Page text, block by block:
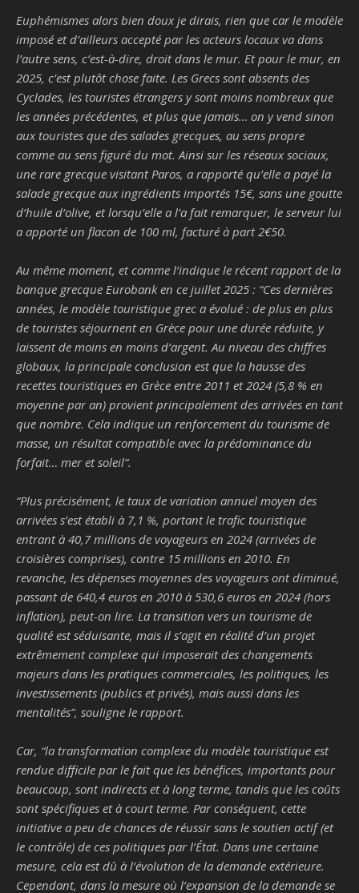
Euphémismes alors bien doux je dirais, rien que car le modèle
imposé et d’ailleurs accepté par les acteurs locaux va dans
l’autre sens, c’est-à-dire, droit dans le mur. Et pour le mur, en
2025, c’est plutôt chose faite. Les Grecs sont absents des
Cyclades, les touristes étrangers y sont moins nombreux que
les années précédentes, et plus que jamais… on y vend sinon
aux touristes que des salades grecques, au sens propre
comme au sens figuré du mot. Ainsi sur les réseaux sociaux,
une rare grecque visitant Paros, a rapporté qu’elle a payé la
salade grecque aux ingrédients importés 15€, sans une goutte
d’huile d’olive, et lorsqu’elle a l’a fait remarquer, le serveur lui
a apporté un flacon de 100 ml, facturé à part 2€50.
Au même moment, et comme l’indique le récent rapport de la
banque grecque Eurobank en ce juillet 2025 : “Ces dernières
années, le modèle touristique grec a évolué : de plus en plus
de touristes séjournent en Grèce pour une durée réduite, y
laissent de moins en moins d’argent. Au niveau des chiffres
globaux, la principale conclusion est que la hausse des
recettes touristiques en Grèce entre 2011 et 2024 (5,8 % en
moyenne par an) provient principalement des arrivées en tant
que nombre. Cela indique un renforcement du tourisme de
masse, un résultat compatible avec la prédominance du
forfait… mer et soleil”.
“Plus précisément, le taux de variation annuel moyen des
arrivées s’est établi à 7,1 %, portant le trafic touristique
entrant à 40,7 millions de voyageurs en 2024 (arrivées de
croisières comprises), contre 15 millions en 2010. En
revanche, les dépenses moyennes des voyageurs ont diminué,
passant de 640,4 euros en 2010 à 530,6 euros en 2024 (hors
inflation), peut-on lire. La transition vers un tourisme de
qualité est séduisante, mais il s’agit en réalité d’un projet
extrêmement complexe qui imposerait des changements
majeurs dans les pratiques commerciales, les politiques, les
investissements (publics et privés), mais aussi dans les
mentalités”, souligne le rapport.
Car, “la transformation complexe du modèle touristique est
rendue difficile par le fait que les bénéfices, importants pour
beaucoup, sont indirects et à long terme, tandis que les coûts
sont spécifiques et à court terme. Par conséquent, cette
initiative a peu de chances de réussir sans le soutien actif (et
le contrôle) de ces politiques par l’État. Dans une certaine
mesure, cela est dû à l’évolution de la demande extérieure.
Cependant, dans la mesure où l’expansion de la demande se